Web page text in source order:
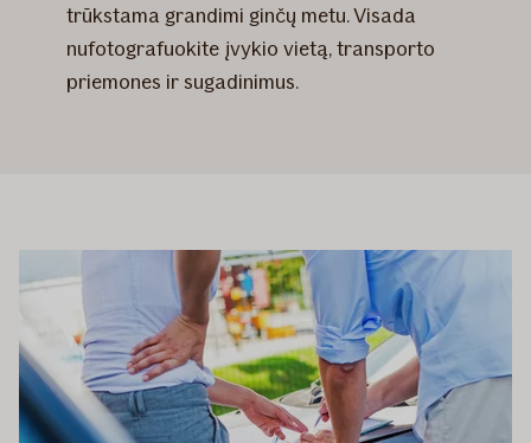
trūkstama grandimi ginčų metu. Visada
nufotografuokite įvykio vietą, transporto
priemones ir sugadinimus.